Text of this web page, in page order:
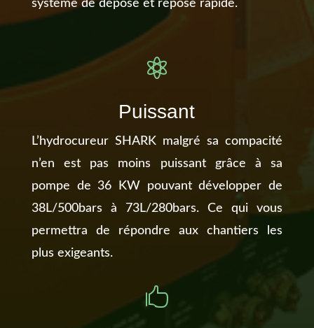
système de dépose et repose rapide.

Puissant
L’hydrocureur SHARK malgré sa compacité
n’en est pas moins puissant grâce à sa
pompe de 36 KW pouvant développer de
38L/500bars à 73L/280bars. Ce qui vous
permettra de répondre aux chantiers les
plus exigeants.
